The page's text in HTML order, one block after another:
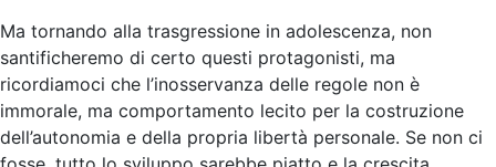
Ma tornando alla trasgressione in adolescenza, non
santificheremo di certo questi protagonisti, ma
ricordiamoci che l’inosservanza delle regole non è
immorale, ma comportamento lecito per la costruzione
dell’autonomia e della propria libertà personale. Se non ci